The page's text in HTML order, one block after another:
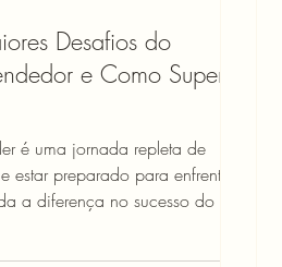
Desafios do
e Como Superá-
é uma jornada repleta de
estar preparado para enfrentá-
a diferença no sucesso do seu